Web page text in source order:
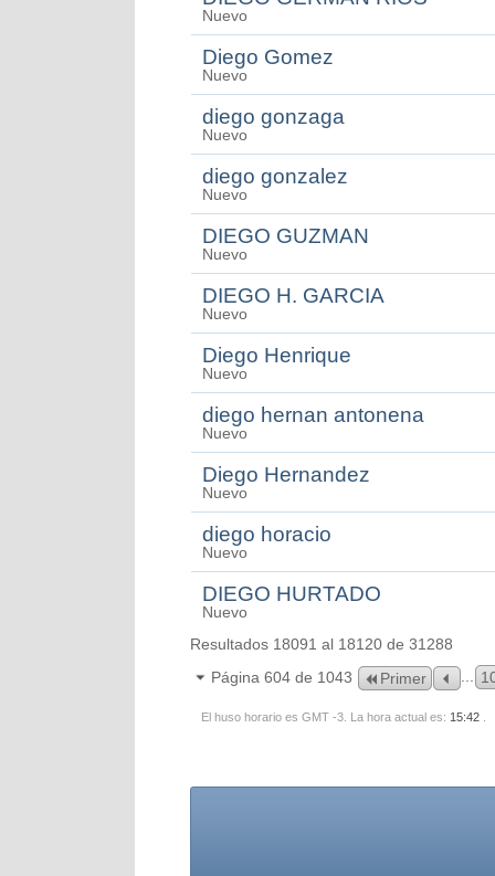
Nuevo
Diego Gomez
Nuevo
diego gonzaga
Nuevo
diego gonzalez
Nuevo
DIEGO GUZMAN
Nuevo
DIEGO H. GARCIA
Nuevo
Diego Henrique
Nuevo
diego hernan antonena
Nuevo
Diego Hernandez
Nuevo
diego horacio
Nuevo
DIEGO HURTADO
Nuevo
Resultados 18091 al 18120 de 31288
Página 604 de 1043
Primer
El huso horario es GMT -3. La hora actual es: 15:42